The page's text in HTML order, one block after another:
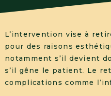
L’intervention vise à
pour des raisons
notamment s’il devient
s’il gêne le patient. Le
complications comme